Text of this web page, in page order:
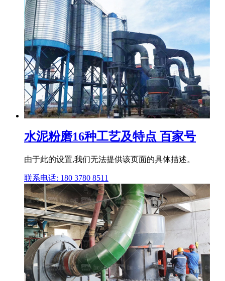
水泥粉磨16种工艺及特点 百家号
由于此的设置,我们无法提供该页面的具体描述。
联系电话: 180 3780 8511